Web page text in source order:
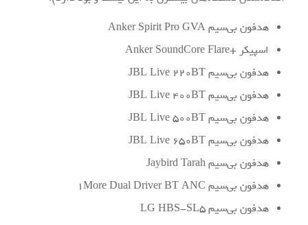
هدفون بی‌سیم Anker Spirit Pro GVA
اسپیکر +Anker SoundCore Flare
هدفون بی‌سیم JBL Live 220BT
هدفون بی‌سیم JBL Live 400BT
هدفون بی‌سیم JBL Live 500BT
هدفون بی‌سیم JBL Live 650BT
هدفون بی‌سیم Jaybird Tarah
هدفون بی‌سیم 1More Dual Driver BT ANC
هدفون بی‌سیم LG HBS-SL5